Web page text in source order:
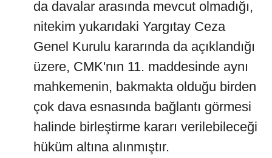
da davalar arasında mevcut olmadığı,
nitekim yukarıdaki Yargıtay Ceza
Genel Kurulu kararında da açıklandığı
üzere, CMK'nın 11. maddesinde aynı
mahkemenin, bakmakta olduğu birden
çok dava esnasında bağlantı görmesi
halinde birleştirme kararı verilebileceği
hüküm altına alınmıştır.